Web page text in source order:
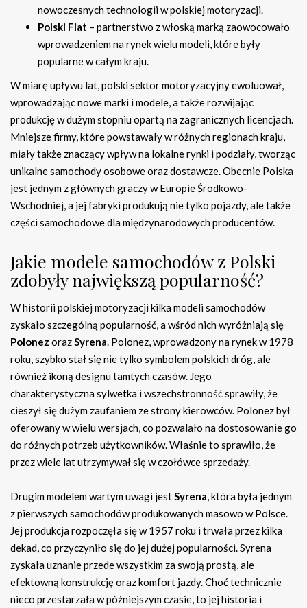
nowoczesnych technologii w polskiej motoryzacji.
Polski Fiat – partnerstwo z włoską marką zaowocowało
wprowadzeniem na rynek wielu modeli, które były
popularne w całym kraju.
W miarę upływu lat, polski sektor motoryzacyjny ewoluował,
wprowadzając nowe marki i modele, a także rozwijając
produkcję w dużym stopniu opartą na zagranicznych licencjach.
Mniejsze firmy, które powstawały w różnych regionach kraju,
miały także znaczący wpływ na lokalne rynki i podziały, tworząc
unikalne samochody osobowe oraz dostawcze. Obecnie Polska
jest jednym z głównych graczy w Europie Środkowo-
Wschodniej, a jej fabryki produkują nie tylko pojazdy, ale także
części samochodowe dla międzynarodowych producentów.
Jakie modele samochodów z Polski
zdobyły największą popularność?
W historii polskiej motoryzacji kilka modeli samochodów
zyskało szczególną popularność, a wśród nich wyróżniają się
Polonez orazSyrena. Polonez, wprowadzony na rynek w 1978
roku, szybko stał się nie tylko symbolem polskich dróg, ale
również ikoną designu tamtych czasów. Jego
charakterystyczna sylwetka i wszechstronność sprawiły, że
cieszył się dużym zaufaniem ze strony kierowców. Polonez był
oferowany w wielu wersjach, co pozwalało na dostosowanie go
do różnych potrzeb użytkowników. Właśnie to sprawiło, że
przez wiele lat utrzymywał się w czołówce sprzedaży.
Drugim modelem wartym uwagi jestSyrena, która była jednym
z pierwszych samochodów produkowanych masowo w Polsce.
Jej produkcja rozpoczęła się w 1957 roku i trwała przez kilka
dekad, co przyczyniło się do jej dużej popularności. Syrena
zyskała uznanie przede wszystkim za swoją prostą, ale
efektowną konstrukcję oraz komfort jazdy. Choć technicznie
nieco przestarzała w późniejszym czasie, to jej historia i